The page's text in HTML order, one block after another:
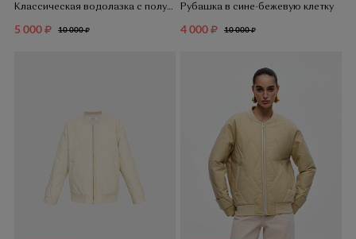
Классическая водолазка с полупрозрачными вставками
5 000 10 000
Рубашка в сине-бежевую клетку
4 000 10 000